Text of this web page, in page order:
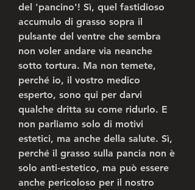
del 'pancino'! Sì, quel fastidioso
accumulo di grasso sopra il
pulsante del ventre che sembra
non voler andare via neanche
sotto tortura. Ma non temete,
perché io, il vostro medico
esperto, sono qui per darvi
qualche dritta su come ridurlo. E
non parliamo solo di motivi
estetici, ma anche della salute. Sì,
perché il grasso sulla pancia non è
solo anti-estetico, ma può essere
anche pericoloso per il nostro